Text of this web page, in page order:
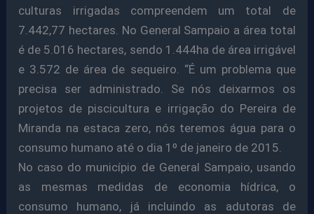
culturas irrigadas compreendem um total de
7.442,77 hectares. No General Sampaio a área total
é de 5.016 hectares, sendo 1.444ha de área irrigável
e 3.572 de área de sequeiro. “É um problema que
precisa ser administrado. Se nós deixarmos os
projetos de piscicultura e irrigação do Pereira de
Miranda na estaca zero, nós teremos água para o
consumo humano até o dia 1º de janeiro de 2015.
No caso do município de General Sampaio, usando
as mesmas medidas de economia hídrica, o
consumo humano, já incluindo as adutoras de